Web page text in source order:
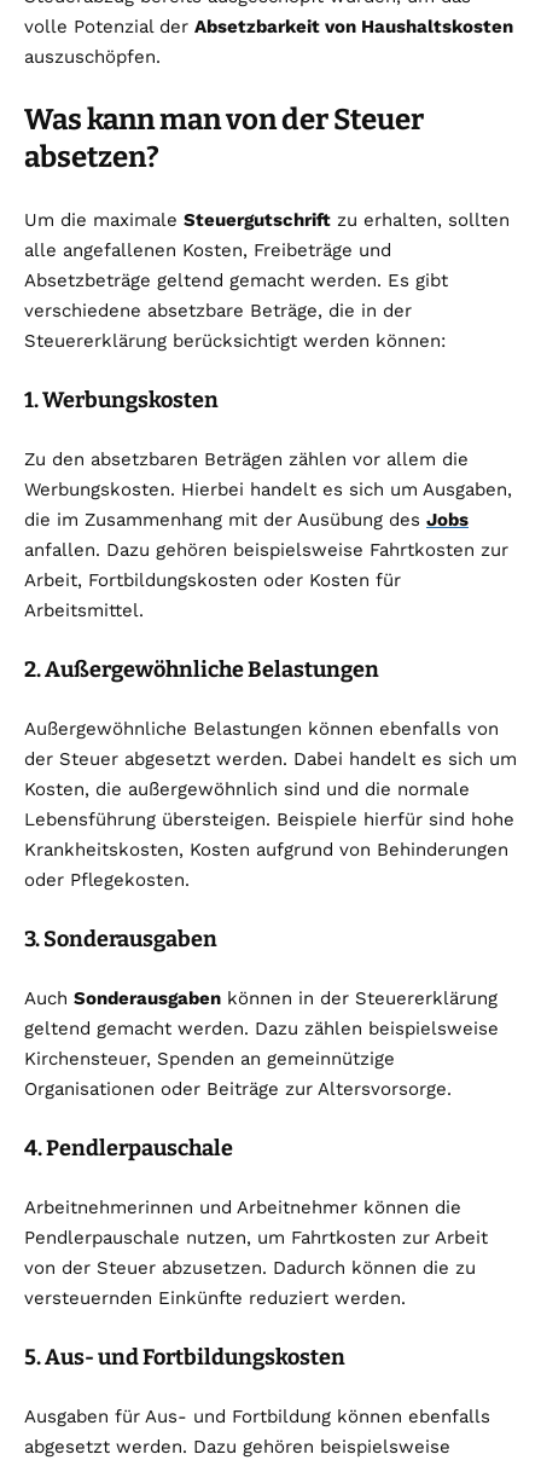
volle Potenzial der Absetzbarkeit von Haushaltskosten
auszuschöpfen.
Was kann man von der Steuer
absetzen?
Um die maximale Steuergutschrift zu erhalten, sollten
alle angefallenen Kosten, Freibeträge und
Absetzbeträge geltend gemacht werden. Es gibt
verschiedene absetzbare Beträge, die in der
Steuererklärung berücksichtigt werden können:
1. Werbungskosten
Zu den absetzbaren Beträgen zählen vor allem die
Werbungskosten. Hierbei handelt es sich um Ausgaben,
die im Zusammenhang mit der Ausübung des Jobs
anfallen. Dazu gehören beispielsweise Fahrtkosten zur
Arbeit, Fortbildungskosten oder Kosten für
Arbeitsmittel.
2. Außergewöhnliche Belastungen
Außergewöhnliche Belastungen können ebenfalls von
der Steuer abgesetzt werden. Dabei handelt es sich um
Kosten, die außergewöhnlich sind und die normale
Lebensführung übersteigen. Beispiele hierfür sind hohe
Krankheitskosten, Kosten aufgrund von Behinderungen
oder Pflegekosten.
3. Sonderausgaben
Auch Sonderausgaben können in der Steuererklärung
geltend gemacht werden. Dazu zählen beispielsweise
Kirchensteuer, Spenden an gemeinnützige
Organisationen oder Beiträge zur Altersvorsorge.
4. Pendlerpauschale
Arbeitnehmerinnen und Arbeitnehmer können die
Pendlerpauschale nutzen, um Fahrtkosten zur Arbeit
von der Steuer abzusetzen. Dadurch können die zu
versteuernden Einkünfte reduziert werden.
5. Aus- und Fortbildungskosten
Ausgaben für Aus- und Fortbildung können ebenfalls
abgesetzt werden. Dazu gehören beispielsweise